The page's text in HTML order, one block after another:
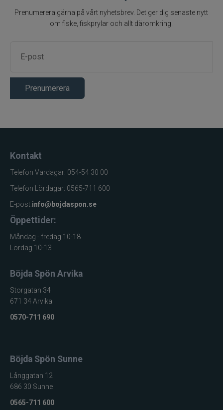
Prenumerera gärna på vårt nyhetsbrev. Det ger dig senaste nytt
om fiske, fiskprylar och allt däromkring.
Prenumerera
Kontakt
Telefon Vardagar: 054-54 30 00
Telefon Lördagar: 0565-711 600
E-post:info@bojdaspon.se
Öppettider:
Måndag - fredag 10-18
Lördag 10-13
Böjda Spön Arvika
Storgatan 34
671 34 Arvika
0570-711 690
Böjda Spön Sunne
Långgatan 12
686 30 Sunne
0565-711 600